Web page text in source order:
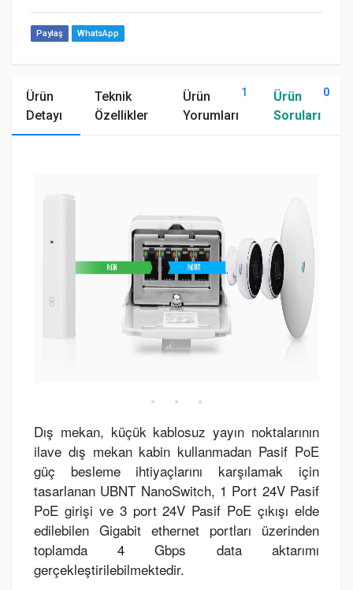
Paylaş WhatsApp
Ürün
Detayı
Teknik
Özellikler
Ürün
Yorumları
1
Ürün
Soruları
0
Dış mekan, küçük kablosuz yayın noktalarının
ilave dış mekan kabin kullanmadan Pasif PoE
güç besleme ihtiyaçlarını karşılamak için
tasarlanan UBNT NanoSwitch, 1 Port 24V Pasif
PoE girişi ve 3 port 24V Pasif PoE çıkışı elde
edilebilen Gigabit ethernet portları üzerinden
toplamda 4 Gbps data aktarımı
gerçekleştirilebilmektedir.